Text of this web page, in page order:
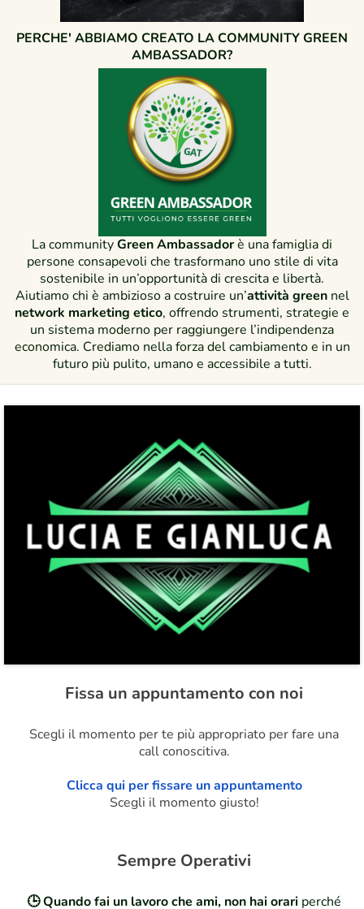
PERCHE' ABBIAMO CREATO LA COMMUNITY GREEN
AMBASSADOR?
La communityGreen Ambassadorè una famiglia di
persone consapevoli che trasformano uno stile di vita
sostenibile in un’opportunità di crescita e libertà.
Aiutiamo chi è ambizioso a costruire un’attività green nel
network marketing etico, offrendo strumenti, strategie e
un sistema moderno per raggiungere l’indipendenza
economica. Crediamo nella forza del cambiamento e in un
futuro più pulito, umano e accessibile a tutti.
Fissa un appuntamento con noi
Scegli il momento per te più appropriato per fare una
call conoscitiva.
Clicca qui per fissare un appuntamento
Scegli il momento giusto!
Sempre Operativi
🕒 Quando fai un lavoro che ami, non hai orari perché